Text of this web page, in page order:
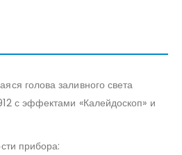
голова заливного света
с эффектами «Калейдоскоп» и
прибора: